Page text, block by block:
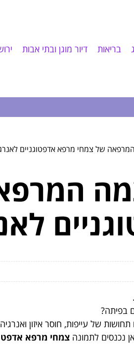
בריאות דיור מוגן ובתי אבות
של צמחי מרפא אדפטוגניים
בפיתה?
של עייפות, חוסר איזון
נכנסים לתמונה צמחי מרפא